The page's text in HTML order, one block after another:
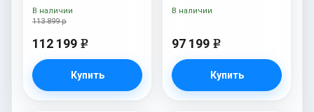
New
113 899 р
112 199 e
Купить
В наличии
97 199 e
Купить
В наличии